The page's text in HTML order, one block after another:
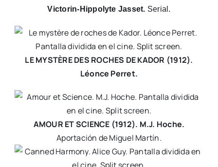
Victorin-Hippolyte Jasset. Serial.
LE MYSTÈRE DES ROCHES DE KADOR (1912).
Léonce Perret.
AMOUR ET SCIENCE (1912). M.J. Hoche.
Aportación de Miguel Martín.